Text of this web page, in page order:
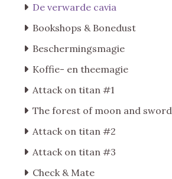
De verwarde cavia
Bookshops & Bonedust
Beschermingsmagie
Koffie- en theemagie
Attack on titan #1
The forest of moon and sword
Attack on titan #2
Attack on titan #3
Check & Mate